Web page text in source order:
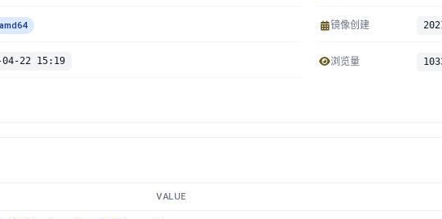
镜像创建
04-22 15:19 浏览量
VALUE